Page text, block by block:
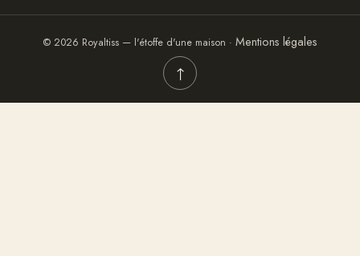
© 2026 Royaltiss — l'étoffe d'une maison · Mentions légales
↑